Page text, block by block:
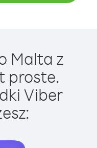
Malta z
proste.
Viber